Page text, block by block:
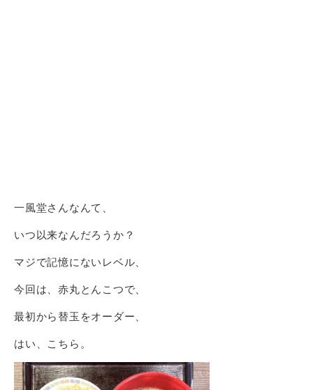
一風堂さんなんて、
いつ以来なんだろうか？
マジで記憶にないレベル、
今回は、赤丸とんこつで、
最初から替玉をオーダー、
はい、こちら。